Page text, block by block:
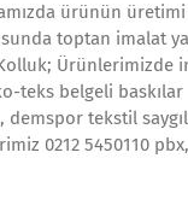
ürünün
toptan imalat
Ürünlerimizde
teks belgeli baskılar
demspor tekstil
0212 5450110